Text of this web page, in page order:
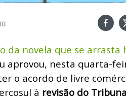
da novela que se arrasta
aprovou, nesta quarta-
o acordo de livre
à revisão do